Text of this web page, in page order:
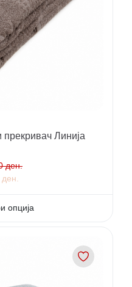
Линија
ден.
опција